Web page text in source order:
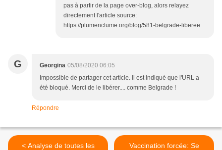
pas à partir de la page over-blog, alors relayez
directement l'article source:
https://plumenclume.org/blog/581-belgrade-liberee
G Georgina 05/08/2020 06:05
Impossible de partager cet article. Il est indiqué que l'URL a
été bloqué. Merci de le libérer.... comme Belgrade !
Répondre
< Analyse de toutes les
Vaccination forcée: Se